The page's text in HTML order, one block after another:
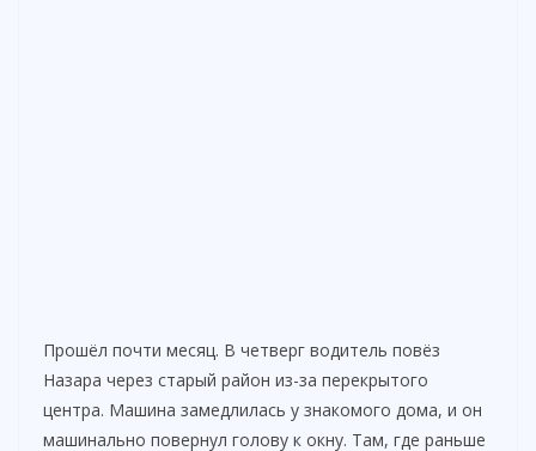
Прошёл почти месяц. В четверг водитель повёз
Назара через старый район из-за перекрытого
центра. Машина замедлилась у знакомого дома, и он
машинально повернул голову к окну. Там, где раньше